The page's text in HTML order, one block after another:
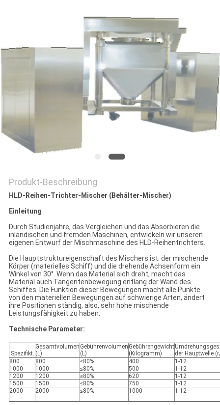
SITEMAP
POLICY
Produkt-Beschreibung
HLD-Reihen-Trichter-Mischer (Behälter-Mischer)
Einleitung
Durch Studienjahre, das Vergleichen und das Absorbieren die
inländischen und fremden Maschinen, entwickeln wir unseren
eigenen Entwurf der Mischmaschine des HLD-Reihentrichters.
Die Hauptstruktureigenschaft des Mischers ist: der mischende
Körper (materielles Schiff) und die drehende Achsenform ein
Winkel von 30°. Wenn das Material sich dreht, macht das
Material auch Tangentenbewegung entlang der Wand des
Schiffes. Die Funktion dieser Bewegungen macht alle Punkte
von den materiellen Bewegungen auf schwierige Arten, ändert
ihre Positionen ständig, also, sehr hohe mischende
Leistungsfähigkeit zu haben.
Technische Parameter:
Spezifikt.
Gesamtvolumen
(L)
Gebührenvolumen
(L)
Gebührengewicht
(Kilogramm)
der Hauptwelle
800
800 ≤80% 400
1-12
1000
1000 ≤80% 500
1-12
1200
1200 ≤80% 620
1-12
1500
1500 ≤80% 750
1-12
2000
2000 ≤80% 1000 1-12